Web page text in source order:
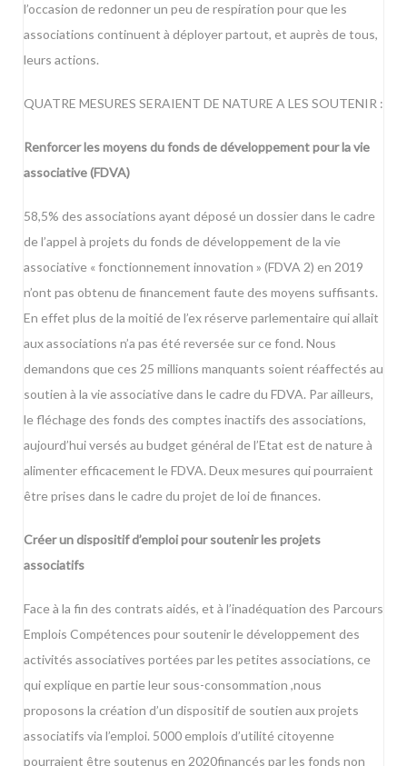
l’occasion de redonner un peu de respiration pour que les
associations continuent à déployer partout, et auprès de tous,
leurs actions.
QUATRE MESURES SERAIENT DE NATURE A LES SOUTENIR :
Renforcer les moyens du fonds de développement pour la vie
associative (FDVA)
58,5% des associations ayant déposé un dossier dans le cadre
de l’appel à projets du fonds de développement de la vie
associative « fonctionnement innovation » (FDVA 2) en 2019
n’ont pas obtenu de financement faute des moyens suffisants.
En effet plus de la moitié de l’ex réserve parlementaire qui allait
aux associations n’a pas été reversée sur ce fond. Nous
demandons que ces 25 millions manquants soient réaffectés au
soutien à la vie associative dans le cadre du FDVA. Par ailleurs,
le fléchage des fonds des comptes inactifs des associations,
aujourd’hui versés au budget général de l’Etat est de nature à
alimenter efficacement le FDVA. Deux mesures qui pourraient
être prises dans le cadre du projet de loi de finances.
Créer un dispositif d’emploi pour soutenir les projets
associatifs
Face à la fin des contrats aidés, et à l’inadéquation des Parcours
Emplois Compétences pour soutenir le développement des
activités associatives portées par les petites associations, ce
qui explique en partie leur sous-consommation ,nous
proposons la création d’un dispositif de soutien aux projets
associatifs via l’emploi. 5000 emplois d’utilité citoyenne
pourraient être soutenus en 2020financés par les fonds non